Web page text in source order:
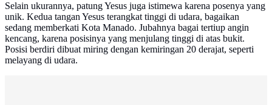
Selain ukurannya, patung Yesus juga istimewa karena posenya yang
unik. Kedua tangan Yesus terangkat tinggi di udara, bagaikan
sedang memberkati Kota Manado. Jubahnya bagai tertiup angin
kencang, karena posisinya yang menjulang tinggi di atas bukit.
Posisi berdiri dibuat miring dengan kemiringan 20 derajat, seperti
melayang di udara.